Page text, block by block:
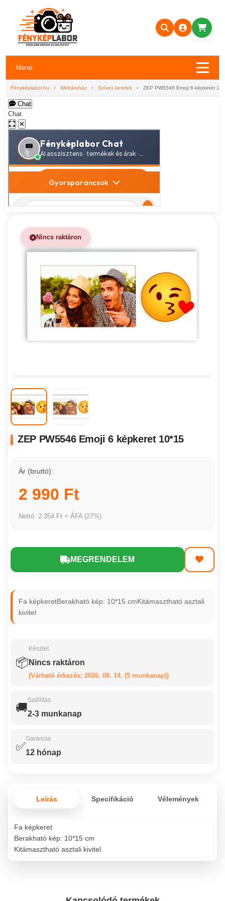
Menü
Fényképlabor.hu » Webáruház » Szíves keretek » ZEP PW5546 Emoji 6 képkeret
Chat
Chat
✕
Nincs raktáron
ZEP PW5546 Emoji 6 képkeret 10*15
Ár (bruttó):
2 990 Ft
Nettó: 2 354 Ft + ÁFA (27%)
MEGRENDELEM
Fa képkeretBerakható kép: 10*15 cmKitámasztható asztali
kivitel
📦
Készlet
Nincs raktáron
(Várható érkezés: 2026. 08. 14. (5 munkanap))
🚚
Szállítás
2-3 munkanap
✅
Garancia
12 hónap
Leírás Specifikáció Vélemények
Fa képkeret
Berakható kép: 10*15 cm
Kitámasztható asztali kivitel